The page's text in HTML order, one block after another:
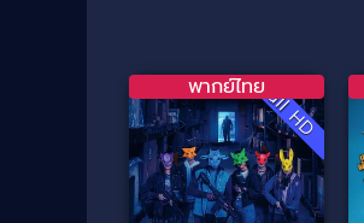
Full HD
พากย์ไทย